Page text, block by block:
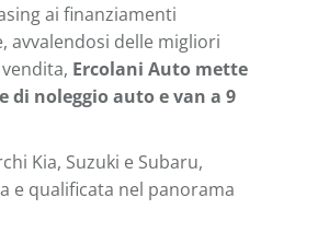
ai finanziamenti
avvalendosi delle migliori
Ercolani Auto mette
di noleggio auto e van a 9
Kia, Suzuki e Subaru,
e qualificata nel panorama